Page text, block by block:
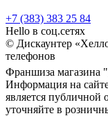
+7 (383) 383 25 84
Hello в соц.сетях
© Дискаунтер
телефонов
Франшиза магазина "
Информация на
является
уточняйте в